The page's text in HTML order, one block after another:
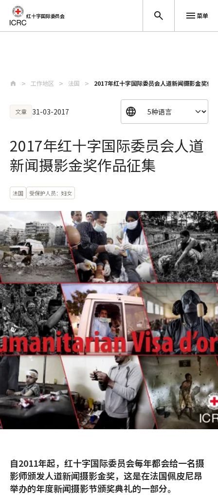
红十字国际委员会 菜单
工作地区 法国 2017年红十字国际委员会人道新闻摄影金奖作
文章 31-03-2017
2017年红十字国际委员会人道
新闻摄影金奖作品征集
法国 受保护人员：妇女
自2011年起，红十字国际委员会每年都会给一名摄
影师颁发人道新闻摄影金奖，这是在法国佩皮尼昂
举办的年度新闻摄影节颁奖典礼的一部分。